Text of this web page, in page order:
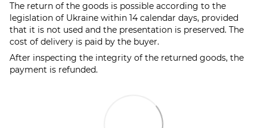
The return of the goods is possible according to the
legislation of Ukraine within 14 calendar days, provided
that it is not used and the presentation is preserved. The
cost of delivery is paid by the buyer.
After inspecting the integrity of the returned goods, the
payment is refunded.